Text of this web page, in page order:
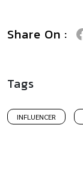
Share On :
Tags
INFLUENCER